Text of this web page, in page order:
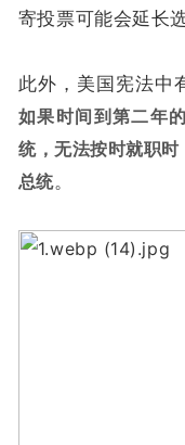
寄投票可能会延长
此外，美国宪法中
如果时间到第二年
统，无法按时就职
总统。